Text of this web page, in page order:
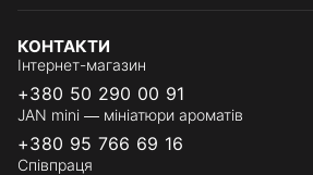
КОНТАКТИ
Інтернет-магазин
+380 50 290 00 91
JAN mini — мініатюри ароматів
+380 95 766 69 16
Співпраця